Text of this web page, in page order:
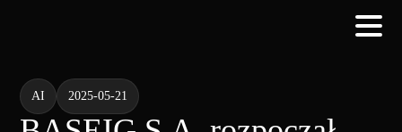
AI 2025-05-21